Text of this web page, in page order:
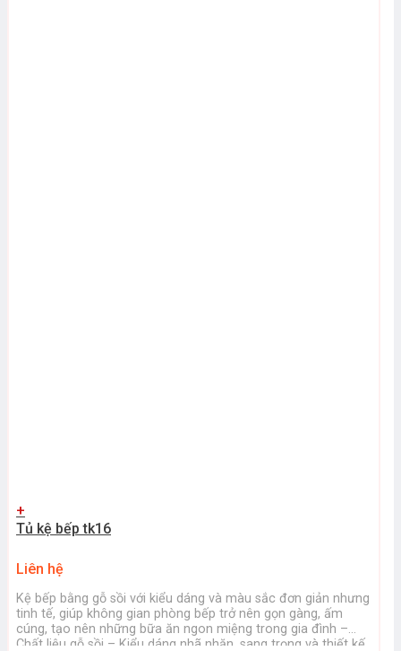
+
Tủ kệ bếp tk16
Liên hệ
Kệ bếp bằng gỗ sồi với kiểu dáng và màu sắc đơn giản nhưng
tinh tế, giúp không gian phòng bếp trở nên gọn gàng, ấm
cúng, tạo nên những bữa ăn ngon miệng trong gia đình –
Chất liệu gỗ sồi – Kiểu dáng nhã nhặn, sang trọng và thiết kế